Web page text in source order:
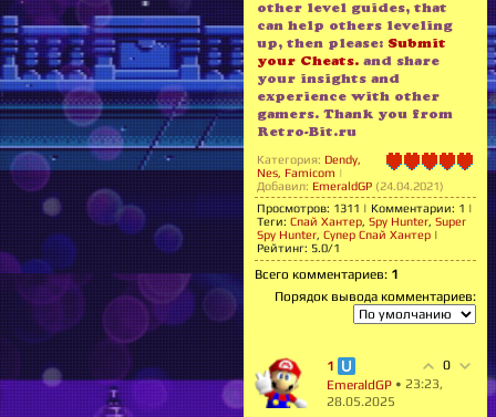
other level guides, that
can help others leveling
up, then please: Submit
your Cheats. and share
your insights and
experience with other
gamers. Thank you from
Retro-Bit.ru
Категория: Dendy,
Nes, Famicom |
Добавил: EmeraldGP (24.04.2021)
Просмотров: 1311 | Комментарии: 1 |
Теги: Спай Хантер, Spy Hunter, Super
Spy Hunter, Супер Спай Хантер |
Рейтинг: 5.0/1
Всего комментариев: 1
Порядок вывода комментариев:
0
1
EmeraldGP • 23:23,
28.05.2025